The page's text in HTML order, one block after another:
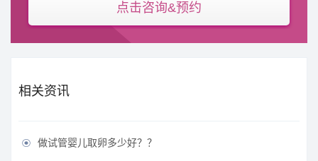
点击咨询&预约
相关资讯
 做试管婴儿取卵多少好？？